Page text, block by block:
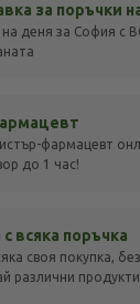
за поръчки
деня за София с
фармацевт
до 1 час!
всяка поръчка
своя покупка,
различни